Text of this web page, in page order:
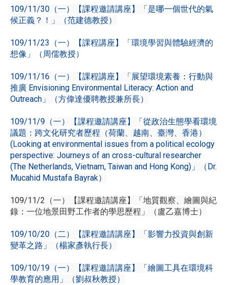
109/11/30（一）【課程邀請講座】「是哪一個世代的氣
候正義？！」（范建德教授）
109/11/23（一）【課程講座】「環境學習與體驗經濟的
想像」（周儒教授）
109/11/16（一）【課程講座】「展望環境素養：行動與
推廣 Envisioning Environmental Literacy: Action and
Outreach」（方偉達優聘教授兼所長）
109/11/9（一）【課程邀請講座】「從政治生態學看環境
議題：跨文化研究者歷程（荷蘭、越南、臺灣、香港）
(Looking at environmental issues from a political ecology
perspective: Journeys of an cross-cultural researcher
(The Netherlands, Vietnam, Taiwan and Hong Kong)」（Dr.
Mucahid Mustafa Bayrak）
109/11/2（一）【課程邀請講座】「地質觀察、繪圖與紀
錄：一位地景田野工作者的學思歷程」（盧乙嘉博士）
109/10/20（二）【課程邀請講座】「影響力投資與創新
變革之路」（楊家彥執行長）
109/10/19（一）【課程邀請講座】「繪圖工具在環境科
學教育的應用」（劉叔秋教授）